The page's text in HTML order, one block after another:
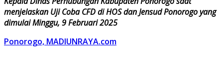
menjelaskan Uji Coba CFD di HOS dan Jensud Ponorogo yang
dimulai Minggu, 9 Februari 2025
Ponorogo, MADIUNRAYA.com